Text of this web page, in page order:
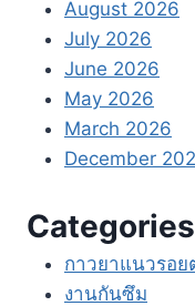
August 2026
July 2026
June 2026
May 2026
March 2026
December
Categories
กาวยาแนวรอย
งานกันซึม